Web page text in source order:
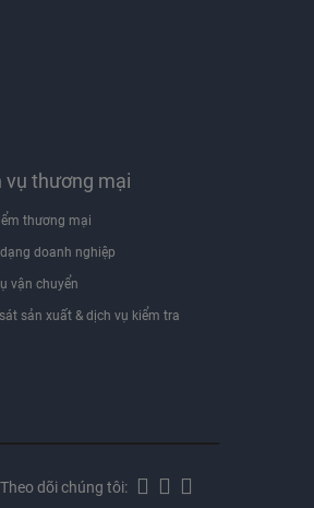
vụ thương mại
thương mại
doanh nghiệp
vận chuyển
sản xuất & dịch vụ kiểm tra
Theo dõi chúng tôi: